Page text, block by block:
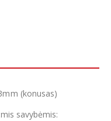
(konusas)
savybėmis: